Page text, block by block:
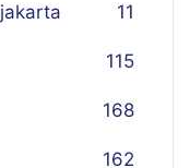
11
115
168
162